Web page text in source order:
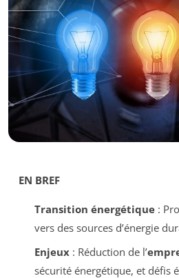
EN BREF
Transition énergétique:
vers des sources d’énergie
Enjeux: Réduction de l’
sécurité énergétique, et défis